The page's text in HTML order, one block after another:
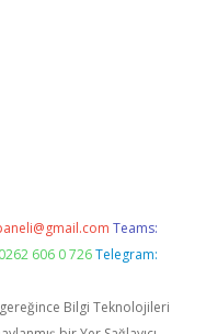
Teams:
606 0 726 Telegram:
gereğince Bilgi Teknolojileri